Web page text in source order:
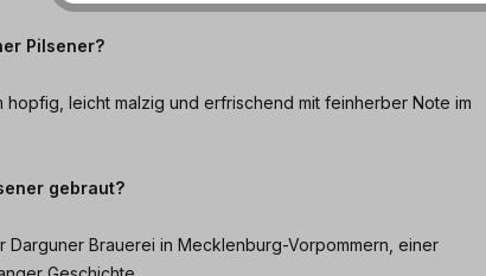
Pilsener?
hopfig, leicht malzig und erfrischend mit feinherber Note im
gebraut?
Darguner Brauerei in Mecklenburg-Vorpommern, einer